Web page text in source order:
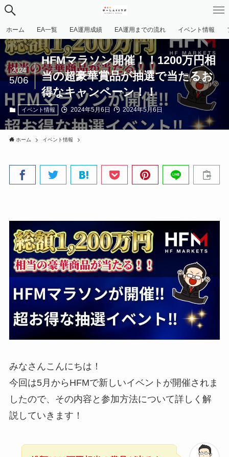
ホーム EA一覧 EA運用成績 EA運用までの流れ イベント情報
HFMマラソン開催！！1200万円相
当の超豪華賞品が抽選で当たるお
得なキャンペーン！！
2024
5/06
イベント情報 2024年5月6日 2024年5月6日
ホーム イベント情報
みなさんこんにちは！
今回は5月からHFMで新しいイベントが開催されま
したので、その内容と参加方法について詳しく解
説していきます！